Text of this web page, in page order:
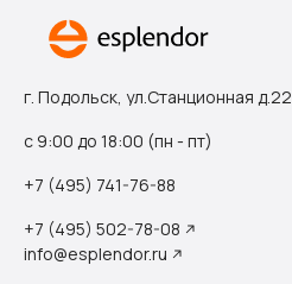
г. Подольск, ул.Станционная д.22
с 9:00 до 18:00 (пн - пт)
+7 (495) 741-76-88
+7 (495) 502-78-08
info@esplendor.ru